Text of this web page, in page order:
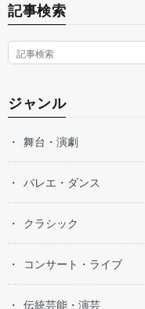
記事検索
ジャンル
舞台・演劇
バレエ・ダンス
クラシック
コンサート・ライブ
伝統芸能・演芸